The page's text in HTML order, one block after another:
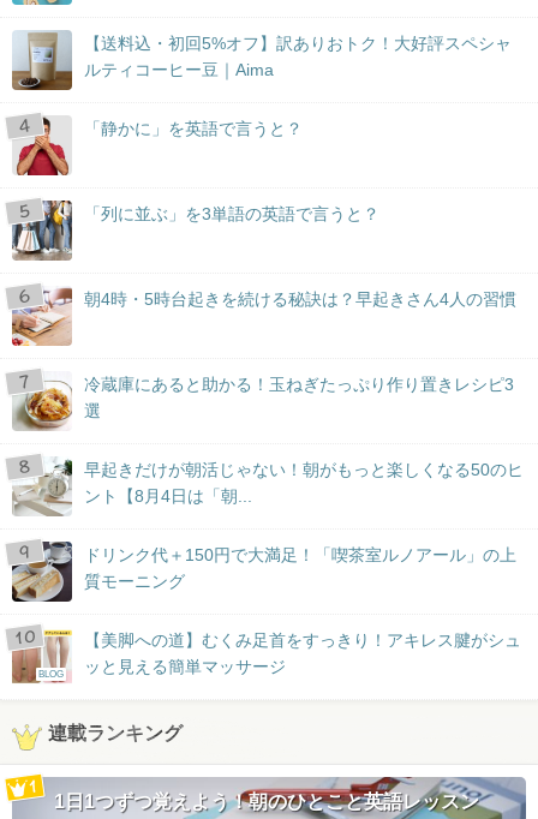
【送料込・初回5%オフ】訳ありおトク！大好評スペシャ
ルティコーヒー豆｜Aima
「静かに」を英語で言うと？
「列に並ぶ」を3単語の英語で言うと？
朝4時・5時台起きを続ける秘訣は？早起きさん4人の習慣
冷蔵庫にあると助かる！玉ねぎたっぷり作り置きレシピ3
選
早起きだけが朝活じゃない！朝がもっと楽しくなる50のヒ
ント【8月4日は「朝...
ドリンク代＋150円で大満足！「喫茶室ルノアール」の上
質モーニング
BLOG
【美脚への道】むくみ足首をすっきり！アキレス腱がシュ
ッと見える簡単マッサージ
連載ランキング
1日1つずつ覚えよう！朝のひとこと英語レッスン